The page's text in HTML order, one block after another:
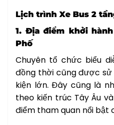
Lịch trình Xe Bus 2
1. Địa điểm khởi
Phố
Chuyên tổ chức biểu
đồng thời cũng được
kiện lớn. Đây cũng là
theo kiến trúc Tây Âu
điểm tham quan nổi bật